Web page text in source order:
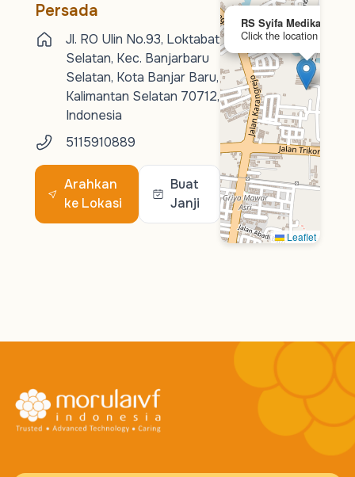
Persada
Jl. RO Ulin No.93, Loktabat
Selatan, Kec. Banjarbaru
Selatan, Kota Banjar Baru,
Kalimantan Selatan 70712,
Indonesia
5115910889
Arahkan
ke Lokasi
Buat
Janji
RS Syifa Medika
Click the location to
Leaflet